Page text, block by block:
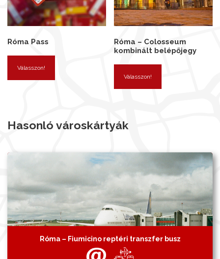
Róma Pass
Válasszon!
Róma – Colosseum
kombinált belépőjegy
Válasszon!
Hasonló városkártyák
Róma – Fiumicino reptéri transzfer busz